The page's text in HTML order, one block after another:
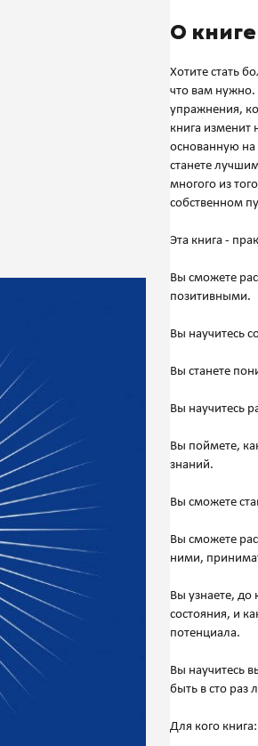
О книге
Хотите стать
что вам
упражнения,
книга изменит
основанную на
станете
многого из
собственном
Эта книга -
Вы сможете
позитивными.
Вы научитесь
Вы станете
Вы научитесь
Вы поймете,
знаний.
Вы сможете
Вы сможете
ними,
Вы узнаете, до
состояния, и
потенциала.
Вы научитесь
быть в сто раз
Для кого книга: